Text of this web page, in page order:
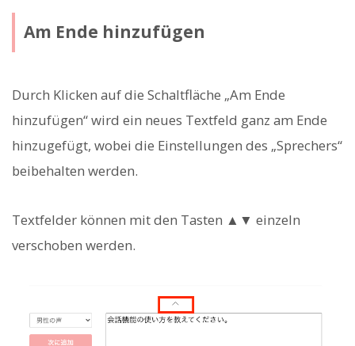
Am Ende hinzufügen
Durch Klicken auf die Schaltfläche „Am Ende
hinzufügen“ wird ein neues Textfeld ganz am Ende
hinzugefügt, wobei die Einstellungen des „Sprechers“
beibehalten werden.
Textfelder können mit den Tasten ▲▼ einzeln
verschoben werden.